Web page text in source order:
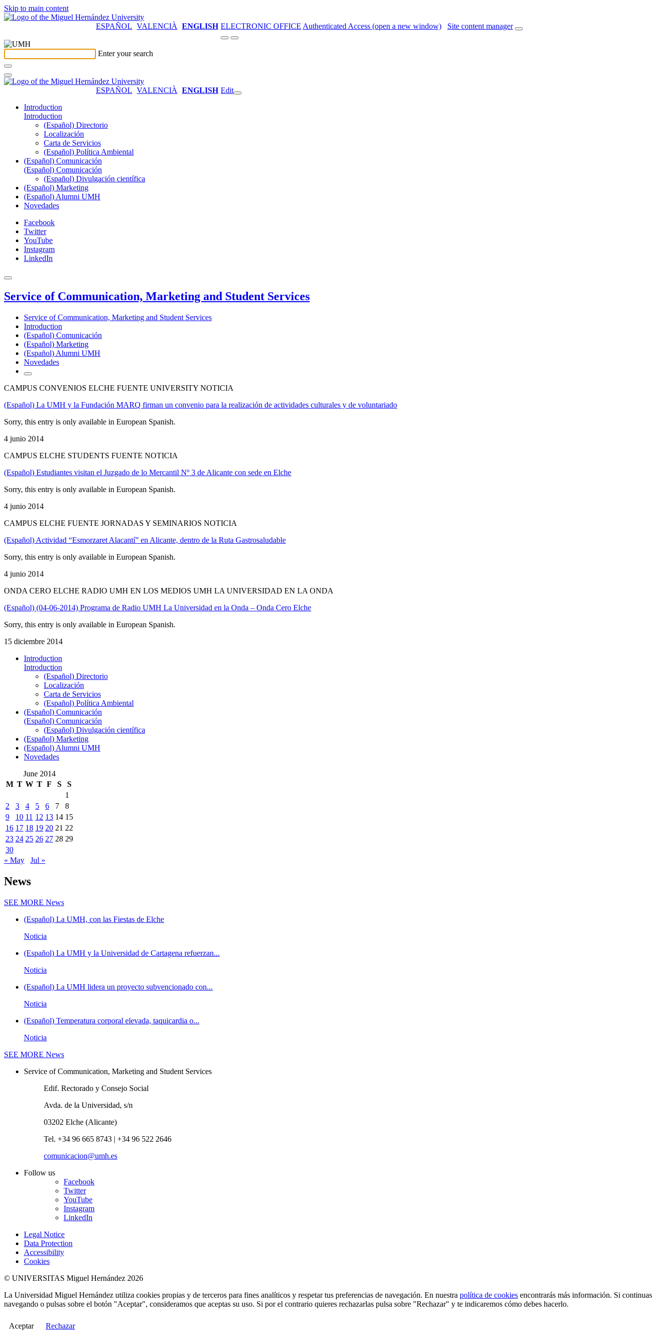
Skip to main content
ESPAÑOL VALENCIÀ ENGLISH ELECTRONIC OFFICE Authenticated Access (open a new window) Site content manager
Enter your search
ESPAÑOL VALENCIÀ ENGLISH Edit
Introduction
Introduction
(Español) Directorio
Localización
Carta de Servicios
(Español) Política Ambiental
(Español) Comunicación
(Español) Comunicación
(Español) Divulgación científica
(Español) Marketing
(Español) Alumni UMH
Novedades
Facebook
Twitter
YouTube
Instagram
LinkedIn
Service of Communication, Marketing and Student Services
Service of Communication, Marketing and Student Services
Introduction
(Español) Comunicación
(Español) Marketing
(Español) Alumni UMH
Novedades
CAMPUS CONVENIOS ELCHE FUENTE UNIVERSITY NOTICIA
(Español) La UMH y la Fundación MARQ firman un convenio para la realización de actividades culturales y de voluntariado
Sorry, this entry is only available in European Spanish.
4 junio 2014
CAMPUS ELCHE STUDENTS FUENTE NOTICIA
(Español) Estudiantes visitan el Juzgado de lo Mercantil Nº 3 de Alicante con sede en Elche
Sorry, this entry is only available in European Spanish.
4 junio 2014
CAMPUS ELCHE FUENTE JORNADAS Y SEMINARIOS NOTICIA
(Español) Actividad “Esmorzaret Alacantí” en Alicante, dentro de la Ruta Gastrosaludable
Sorry, this entry is only available in European Spanish.
4 junio 2014
ONDA CERO ELCHE RADIO UMH EN LOS MEDIOS UMH LA UNIVERSIDAD EN LA ONDA
(Español) (04-06-2014) Programa de Radio UMH La Universidad en la Onda – Onda Cero Elche
Sorry, this entry is only available in European Spanish.
15 diciembre 2014
Introduction
Introduction
(Español) Directorio
Localización
Carta de Servicios
(Español) Política Ambiental
(Español) Comunicación
(Español) Comunicación
(Español) Divulgación científica
(Español) Marketing
(Español) Alumni UMH
Novedades
June 2014
M T W T F S
S
1
2
3 4 5 6 7
8
9
10 11 12 13 14 15
16 17 18 19 20 21 22
23 24 25 26 27 28 29
30
« May
Jul »
News
SEE MORE News
(Español) La UMH, con las Fiestas de Elche
Noticia
(Español) La UMH y la Universidad de Cartagena refuerzan...
Noticia
(Español) La UMH lidera un proyecto subvencionado con...
Noticia
(Español) Temperatura corporal elevada, taquicardia o...
Noticia
SEE MORE News
Service of Communication, Marketing and Student Services
Edif. Rectorado y Consejo Social
Avda. de la Universidad, s/n
03202 Elche (Alicante)
Tel. +34 96 665 8743 | +34 96 522 2646
comunicacion@umh.es
Follow us
Facebook
Twitter
YouTube
Instagram
LinkedIn
Legal Notice
Data Protection
Accessibility
Cookies
© UNIVERSITAS Miguel Hernández 2026
La Universidad Miguel Hernández utiliza cookies propias y de terceros para fines analíticos y respetar tus preferencias de navegación. En nuestra política de cookies encontrarás más información. Si continuas
navegando o pulsas sobre el botón "Aceptar", consideramos que aceptas su uso. Si por el contrario quieres rechazarlas pulsa sobre "Rechazar" y te indicaremos cómo debes hacerlo.
Aceptar Rechazar